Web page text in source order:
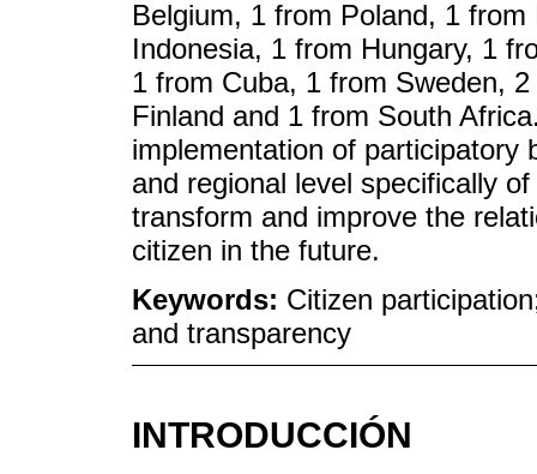
Belgium, 1 from Poland, 1
Indonesia, 1 from Hungary, 1
1 from Cuba, 1 from Sweden,
Finland and 1 from South
implementation of participatory
and regional level specifically
transform and improve the
citizen in the future.
Keywords: Citizen
and transparency
INTRODUCCIÓN